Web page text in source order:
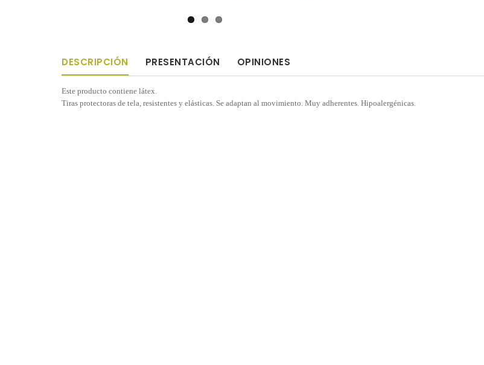
DESCRIPCIÓN PRESENTACIÓN OPINIONES
Este producto contiene látex.
Tiras protectoras de tela, resistentes y elásticas. Se adaptan al movimiento. Muy adherentes. Hipoalergénicas.